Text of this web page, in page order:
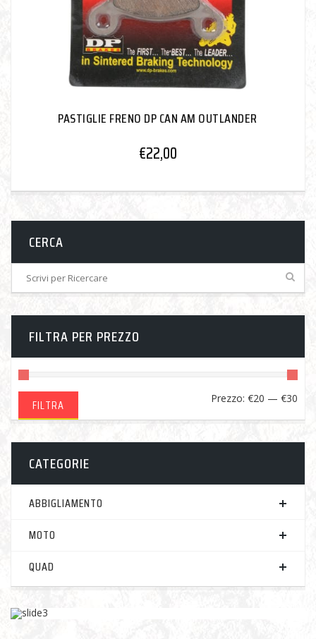
PASTIGLIE FRENO DP CAN AM OUTLANDER
€22,00
CERCA
FILTRA PER PREZZO
FILTRA Prezzo: €20 — €30
CATEGORIE
ABBIGLIAMENTO
MOTO
QUAD